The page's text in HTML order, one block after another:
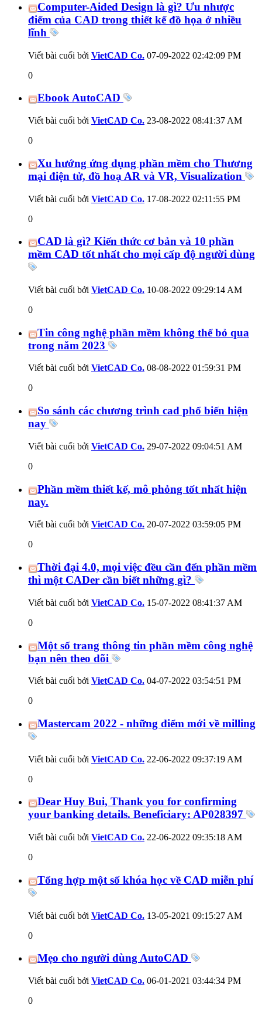
Computer-Aided Design là gì? Ưu nhược
điểm của CAD trong thiết kế đồ họa ở nhiều
lĩnh
Viết bài cuối bởi VietCAD Co. 07-09-2022 02:42:09 PM
0
Ebook AutoCAD
Viết bài cuối bởi VietCAD Co. 23-08-2022 08:41:37 AM
0
Xu hướng ứng dụng phần mềm cho Thương
mại điện tử, đồ hoạ AR và VR, Visualization
Viết bài cuối bởi VietCAD Co. 17-08-2022 02:11:55 PM
0
CAD là gì? Kiến thức cơ bản và 10 phần
mềm CAD tốt nhất cho mọi cấp độ người dùng
Viết bài cuối bởi VietCAD Co. 10-08-2022 09:29:14 AM
0
Tin công nghệ phần mềm không thể bỏ qua
trong năm 2023
Viết bài cuối bởi VietCAD Co. 08-08-2022 01:59:31 PM
0
So sánh các chương trình cad phổ biến hiện
nay
Viết bài cuối bởi VietCAD Co. 29-07-2022 09:04:51 AM
0
Phần mềm thiết kế, mô phỏng tốt nhất hiện
nay.
Viết bài cuối bởi VietCAD Co. 20-07-2022 03:59:05 PM
0
Thời đại 4.0, mọi việc đều cần đến phần mềm
thì một CADer cần biết những gì?
Viết bài cuối bởi VietCAD Co. 15-07-2022 08:41:37 AM
0
Một số trang thông tin phần mềm công nghệ
bạn nên theo dõi
Viết bài cuối bởi VietCAD Co. 04-07-2022 03:54:51 PM
0
Mastercam 2022 - những điểm mới về milling
Viết bài cuối bởi VietCAD Co. 22-06-2022 09:37:19 AM
0
Dear Huy Bui, Thank you for confirming
your banking details. Beneficiary: AP028397
Viết bài cuối bởi VietCAD Co. 22-06-2022 09:35:18 AM
0
Tổng hợp một số khóa học về CAD miễn phí
Viết bài cuối bởi VietCAD Co. 13-05-2021 09:15:27 AM
0
Mẹo cho người dùng AutoCAD
Viết bài cuối bởi VietCAD Co. 06-01-2021 03:44:34 PM
0